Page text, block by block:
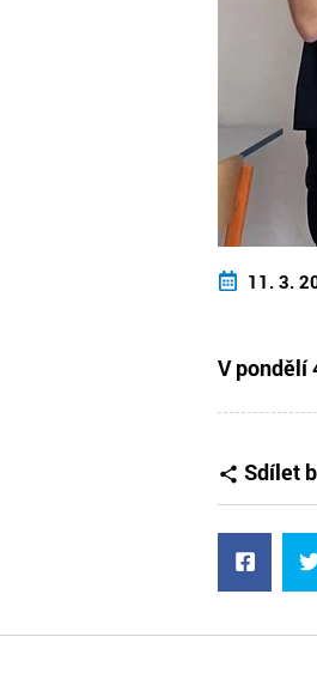
11. 3.
V pondělí
Sdílet